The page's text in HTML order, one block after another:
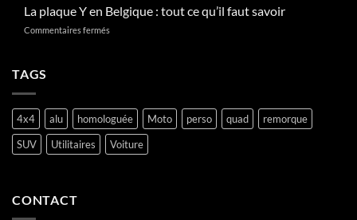
Belgique
plaque
V
en
plaque
professionnelle
La plaque Y en Belgique : tout ce qu’il faut savoir
Commentaires ferméssur
:
tout
ce
qu’il
TAGS
4x4 alu homologuée Moto perso quad
remorque
SUV
Utilitaires Voiture
CONTACT